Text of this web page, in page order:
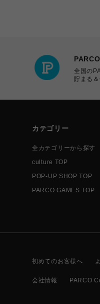
全国の
貯まる
カテゴリー
全カテゴリーから探す
culture TOP
POP-UP SHOP TOP
PARCO GAMES TOP
初めてのお客様へ
会社情報 PARCO